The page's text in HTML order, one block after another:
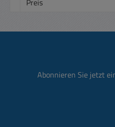
Abonnieren Sie jetzt